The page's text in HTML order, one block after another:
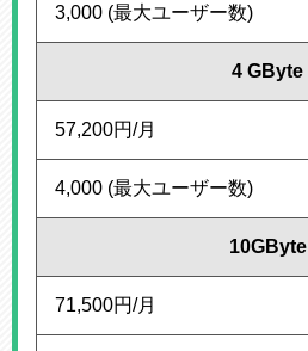
3,000 (最大ユーザー数)
4 GByte
57,200円/月
4,000 (最大ユーザー数)
10GByte
71,500円/月